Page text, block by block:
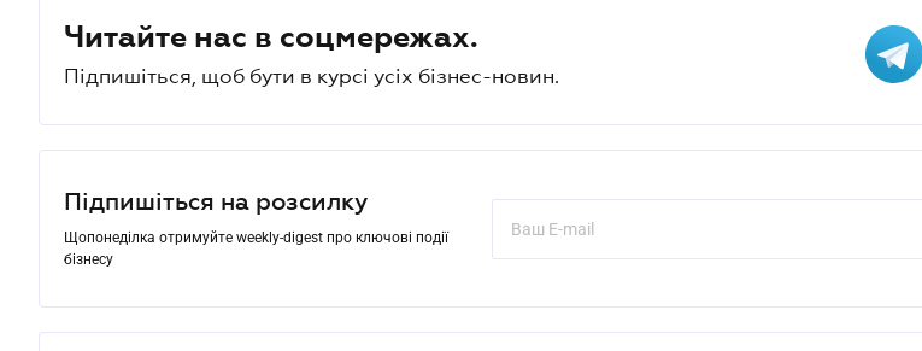
Читайте нас в соцмережах.
Підпишіться, щоб бути в курсі усіх бізнес-новин.
Підпишіться на розсилку
Щопонеділка отримуйте weekly-digest про ключові події
бізнесу